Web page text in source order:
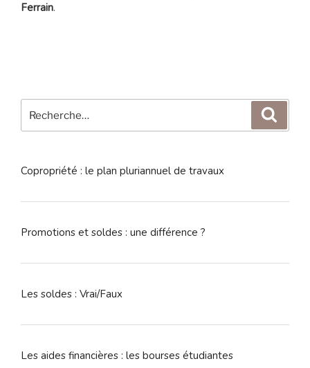
Ferrain.
pour
Copropriété : le plan pluriannuel de travaux
Promotions et soldes : une différence ?
Les soldes : Vrai/Faux
Les aides financières : les bourses étudiantes